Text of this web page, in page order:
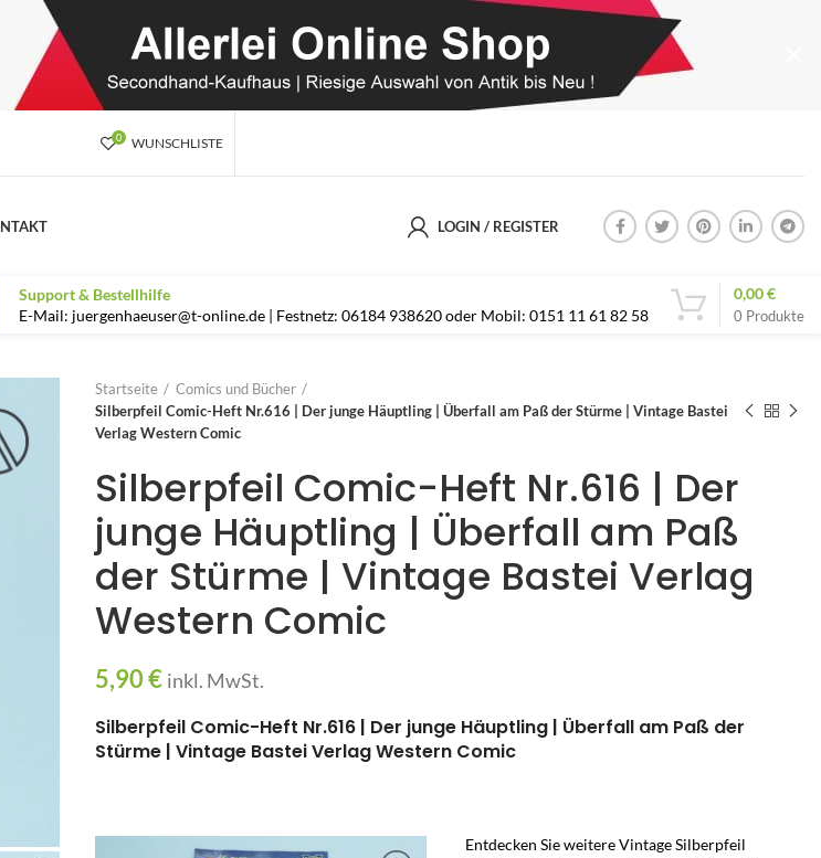
0 WUNSCHLISTE
LOGIN / REGISTER
Support & Bestellhilfe
E-Mail: juergenhaeuser@t-online.de | Festnetz: 06184 938620 oder Mobil: 0151 11 61 82 58
0 Produkte
0,00€
Startseite
Comics und Bücher
Silberpfeil Comic-Heft Nr.616 | Der junge Häuptling | Überfall am Paß der Stürme | Vintage Bastei
Verlag Western Comic
Silberpfeil Comic-Heft Nr.616 | Der
junge Häuptling | Überfall am Paß
der Stürme | Vintage Bastei Verlag
Western Comic
5,90€ inkl. MwSt.
Silberpfeil Comic-Heft Nr.616 | Der junge Häuptling | Überfall am Paß der
Stürme | Vintage Bastei Verlag Western Comic
Entdecken Sie weitere Vintage Silberpfeil